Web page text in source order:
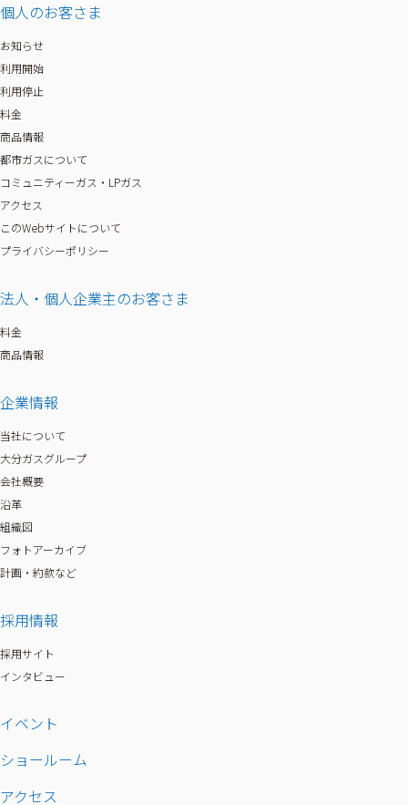
個人のお客さま
お知らせ
利用開始
利用停止
料金
商品情報
都市ガスについて
コミュニティーガス・LPガス
アクセス
このWebサイトについて
プライバシーポリシー
法人・個人企業主のお客さま
料金
商品情報
企業情報
当社について
大分ガスグループ
会社概要
沿革
組織図
フォトアーカイブ
計画・約款など
採用情報
採用サイト
インタビュー
その他
イベント
ショールーム
アクセス